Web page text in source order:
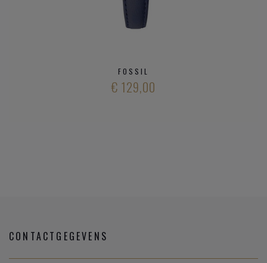
FOSSIL
€ 129,00
CONTACTGEGEVENS